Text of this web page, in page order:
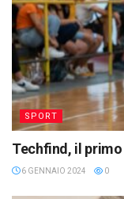
SPORT
Techfind, il
6 GENNAIO 2024 0